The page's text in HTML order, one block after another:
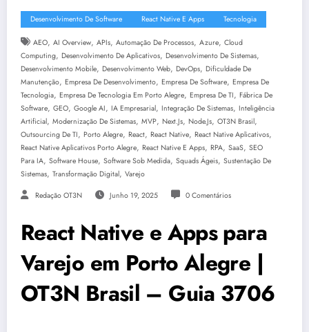
Desenvolvimento De Software React Native E Apps Tecnologia
AEO, AI Overview, APIs, Automação De Processos, Azure, Cloud
Computing, Desenvolvimento De Aplicativos, Desenvolvimento De Sistemas,
Desenvolvimento Mobile, Desenvolvimento Web, DevOps, Dificuldade De
Manutenção, Empresa De Desenvolvimento, Empresa De Software, Empresa De
Tecnologia, Empresa De Tecnologia Em Porto Alegre, Empresa De TI, Fábrica De
Software, GEO, Google AI, IA Empresarial, Integração De Sistemas, Inteligência
Artificial, Modernização De Sistemas, MVP, Next.js, Node.js, OT3N Brasil,
Outsourcing De TI, Porto Alegre, React, React Native, React Native Aplicativos,
React Native Aplicativos Porto Alegre, React Native E Apps, RPA, SaaS, SEO
Para IA, Software House, Software Sob Medida, Squads Ágeis, Sustentação De
Sistemas, Transformação Digital, Varejo
Redação OT3N Junho 19, 2025 0 Comentários
React Native e Apps para
Varejo em Porto Alegre |
OT3N Brasil – Guia 3706